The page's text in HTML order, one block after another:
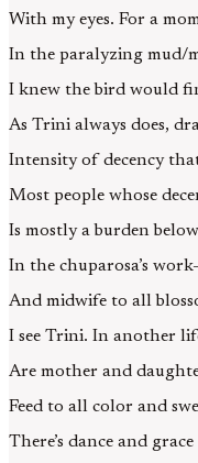
With my eyes. For a
In the paralyzing mud/
I knew the bird would
As Trini always does,
Intensity of decency
Most people whose
Is mostly a burden
In the chuparosa’s
And midwife to all
I see Trini. In another
Are mother and
Feed to all color and
There’s dance and grace